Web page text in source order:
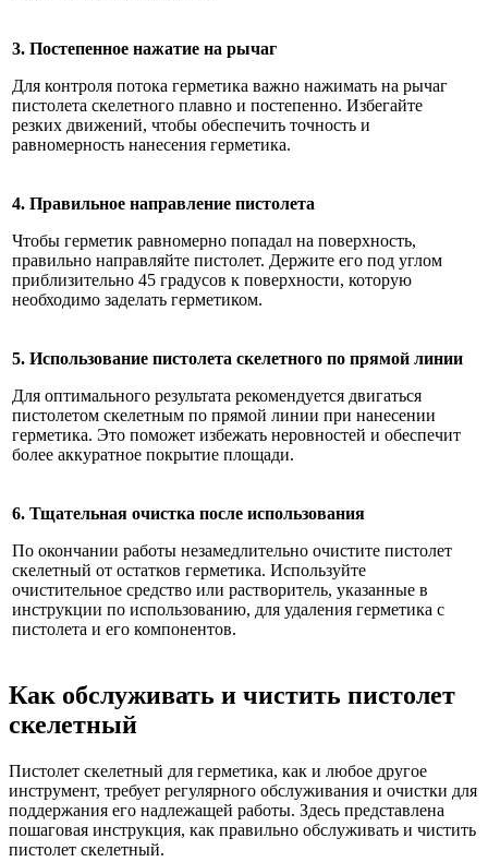
3. Постепенное нажатие на рычаг
Для контроля потока герметика важно нажимать на рычаг
пистолета скелетного плавно и постепенно. Избегайте
резких движений, чтобы обеспечить точность и
равномерность нанесения герметика.
4. Правильное направление пистолета
Чтобы герметик равномерно попадал на поверхность,
правильно направляйте пистолет. Держите его под углом
приблизительно 45 градусов к поверхности, которую
необходимо заделать герметиком.
5. Использование пистолета скелетного по прямой линии
Для оптимального результата рекомендуется двигаться
пистолетом скелетным по прямой линии при нанесении
герметика. Это поможет избежать неровностей и обеспечит
более аккуратное покрытие площади.
6. Тщательная очистка после использования
По окончании работы незамедлительно очистите пистолет
скелетный от остатков герметика. Используйте
очистительное средство или растворитель, указанные в
инструкции по использованию, для удаления герметика с
пистолета и его компонентов.
Как обслуживать и чистить пистолет
скелетный
Пистолет скелетный для герметика, как и любое другое
инструмент, требует регулярного обслуживания и очистки для
поддержания его надлежащей работы. Здесь представлена
пошаговая инструкция, как правильно обслуживать и чистить
пистолет скелетный.